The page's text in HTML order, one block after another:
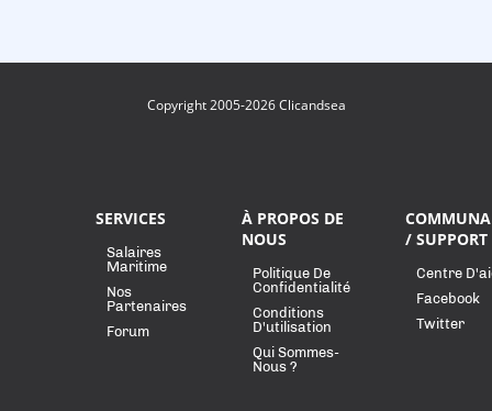
Copyright 2005-2026 Clicandsea
SERVICES
Salaires
Maritime
Nos
Partenaires
Forum
À PROPOS DE
NOUS
Politique De
Confidentialité
Conditions
D'utilisation
Qui Sommes-
Nous ?
/ SUPPORT
Centre
Facebook
Twitter